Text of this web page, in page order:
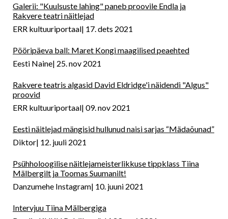
Galerii: "Kuulsuste lahing" paneb proovile Endla ja
Rakvere teatri näitlejad
ERR kultuuriportaal 17. dets 2021
Pööripäeva ball: Maret Kongi maagilised peaehted
Eesti Naine 25. nov 2021
Rakvere teatris algasid David Eldridge'i näidendi "Algus"
proovid
ERR kultuuriportaal 09. nov 2021
Eesti näitlejad mängisid hullunud naisi sarjas “Mädaõunad”
Diktor 12. juuli 2021
Psühholoogilise näitlejameisterlikkuse tippklass Tiina
Mälbergilt ja Toomas Suumanilt!
Danzumehe Instagram 10. juuni 2021
Intervjuu Tiina Mälbergiga